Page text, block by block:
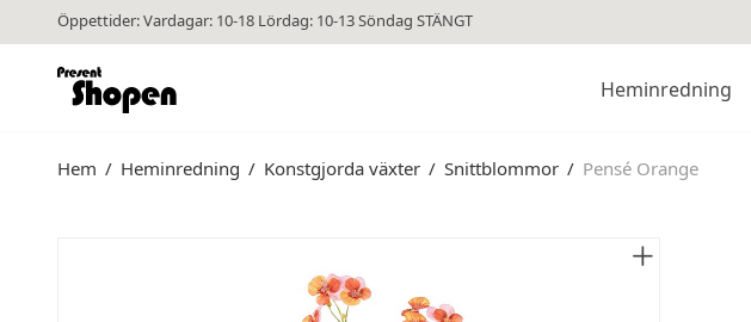
Öppettider: Vardagar: 10-18 Lördag: 10-13 Söndag STÄNGT
Heminredning
Hem / Heminredning / Konstgjorda växter / Snittblommor / Pensé Orange